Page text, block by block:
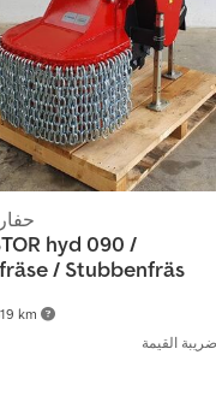
km
hyd 090 /
/ Stubbenfräs
القيمة